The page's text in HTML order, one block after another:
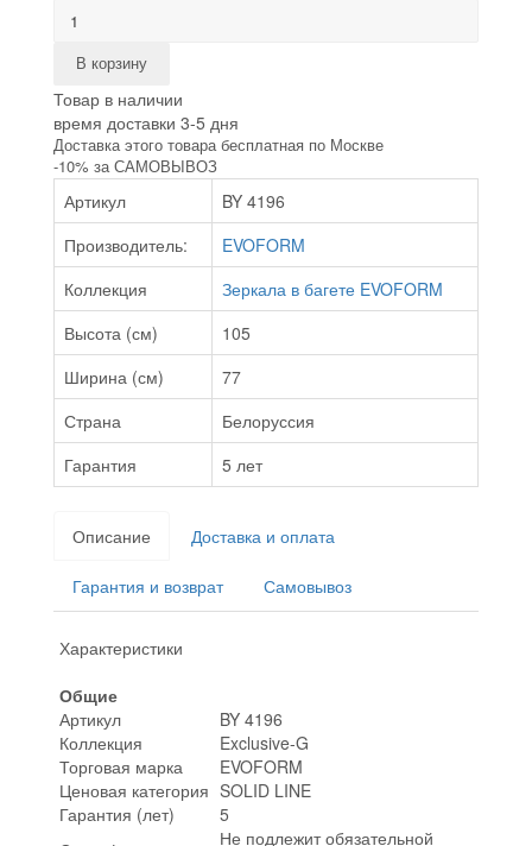
В корзину
Товар в наличии
время доставки 3-5 дня
Доставка этого товара бесплатная по Москве
-10% за САМОВЫВОЗ
Артикул
BY 4196
Производитель:
EVOFORM
Коллекция
Зеркала в багете EVOFORM
Высота (см)
105
Ширина (см)
77
Страна
Белоруссия
Гарантия
5 лет
Описание Доставка и оплата
Гарантия и возврат Самовывоз
Характеристики
Общие
Артикул
BY 4196
Коллекция
Exclusive-G
Торговая марка
EVOFORM
Ценовая категория SOLID LINE
Гарантия (лет)
5
Не подлежит обязательной